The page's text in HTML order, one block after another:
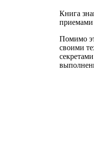
Книга
приемами
Помимо
своими